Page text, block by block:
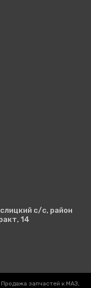
с/с, район
14
запчастей к МАЗ,